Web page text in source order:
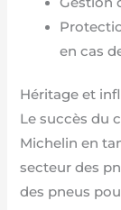
en cas
Héritage et
Le succès du
Michelin en
secteur des
des pneus